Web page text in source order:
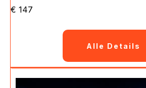
€ 147
Alle Details